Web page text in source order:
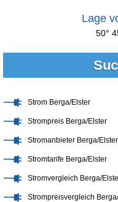
Lage
50°
Strom Berga/Elster
Strompreis Berga/Elster
Stromanbieter Berga/Elster
Stromtarife Berga/Elster
Stromvergleich Berga/
Strompreisvergleich